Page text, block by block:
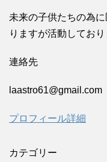
未来の子供たちの為
りますが活動してお
連絡先
laastro61@gmail.com
プロフィール詳細
カテゴリー